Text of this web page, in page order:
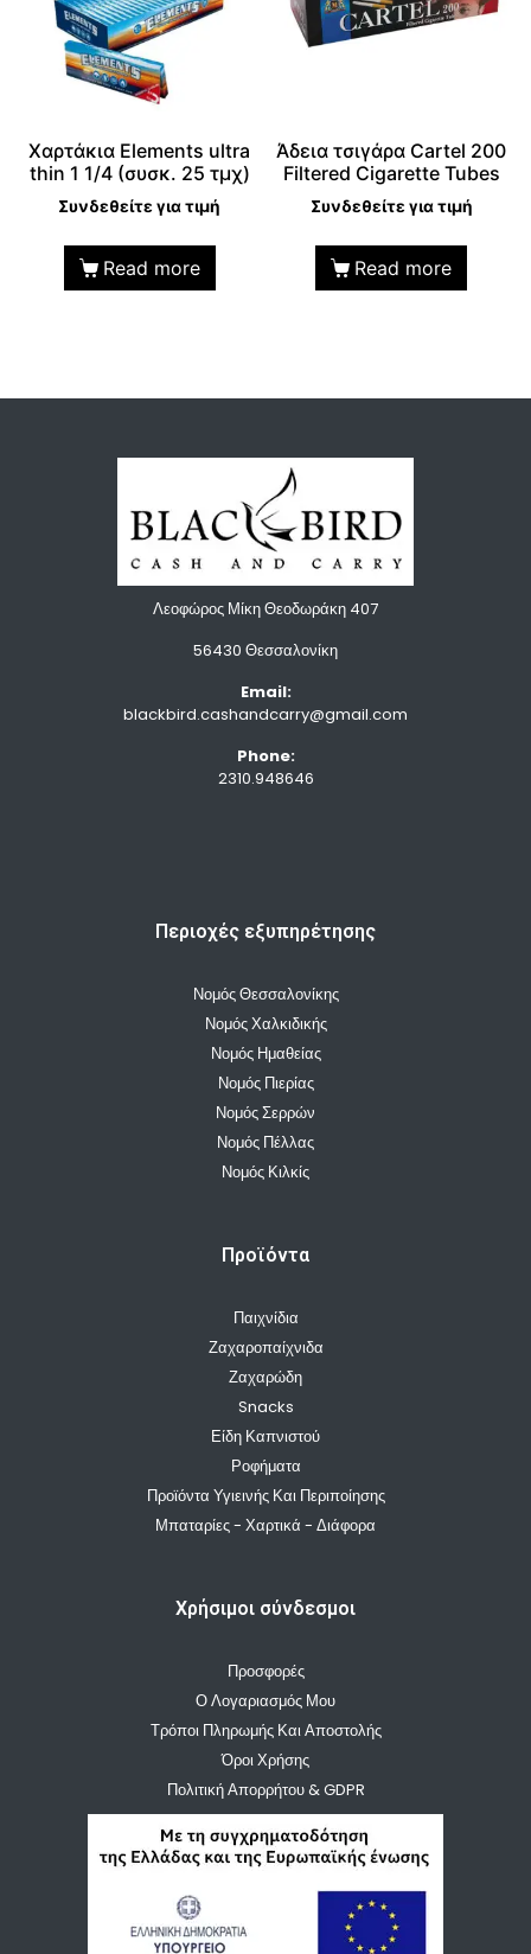
Χαρτάκια Elements ultra
thin 1 1/4 (συσκ. 25 τμχ)
Συνδεθείτε για τιμή
Read more
Άδεια τσιγάρα Cartel 200
Filtered Cigarette Tubes
Συνδεθείτε για τιμή
Read more
Λεοφώρος Μίκη Θεοδωράκη 407
56430 Θεσσαλονίκη
Email:
blackbird.cashandcarry@gmail.com
Phone:
2310.948646
Περιοχές εξυπηρέτησης
Νομός Θεσσαλονίκης
Νομός Χαλκιδικής
Νομός Ημαθείας
Νομός Πιερίας
Νομός Σερρών
Νομός Πέλλας
Νομός Κιλκίς
Προϊόντα
Παιχνίδια
Ζαχαροπαίχνιδα
Ζαχαρώδη
Snacks
Είδη Καπνιστού
Ροφήματα
Προϊόντα Υγιεινής Και Περιποίησης
Μπαταρίες - Χαρτικά - Διάφορα
Χρήσιμοι σύνδεσμοι
Προσφορές
Ο Λογαριασμός Μου
Τρόποι Πληρωμής Και Αποστολής
Όροι Χρήσης
Πολιτική Απορρήτου & GDPR